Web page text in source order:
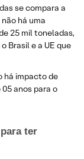
se compara a
há uma
25 mil toneladas,
Brasil e a UE que
há impacto de
anos para o
ter